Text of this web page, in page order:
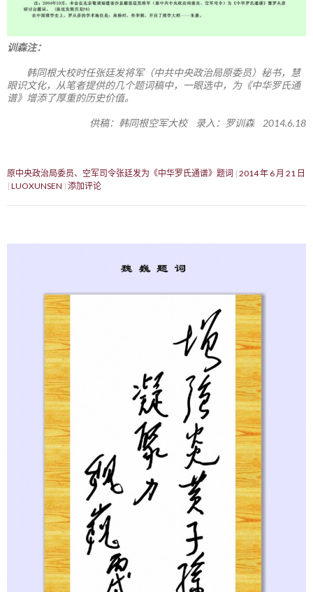
训森注：
韩同根大校时任张廷发将军（中共中央政治局原委员）秘书，慧
眼识文化，从笔者提供的几个题词稿中，一眼选中，为《中华罗氏通
谱》增添了厚重的历史价值。
供稿：韩同根空军大校 录入：罗训森 2014.6.18
原中央政治局委员、空军司令张廷发为《中华罗氏通谱》题词 2014 年 6 月 21 日
LUOXUNSEN 添加评论